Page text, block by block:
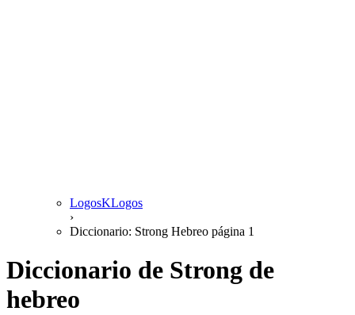
LogosKLogos
›
Diccionario: Strong Hebreo página 1
Diccionario de Strong de
hebreo